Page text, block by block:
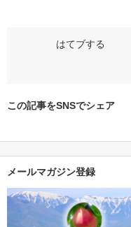
この記事をSNSでシェア
メールマガジン登録